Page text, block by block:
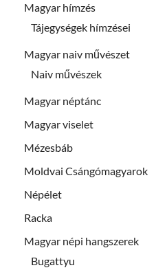
Magyar hímzés
Tájegységek hímzései
Magyar naiv művészet
Naiv művészek
Magyar néptánc
Magyar viselet
Mézesbáb
Moldvai Csángómagyarok
Népélet
Racka
Magyar népi hangszerek
Bugattyu